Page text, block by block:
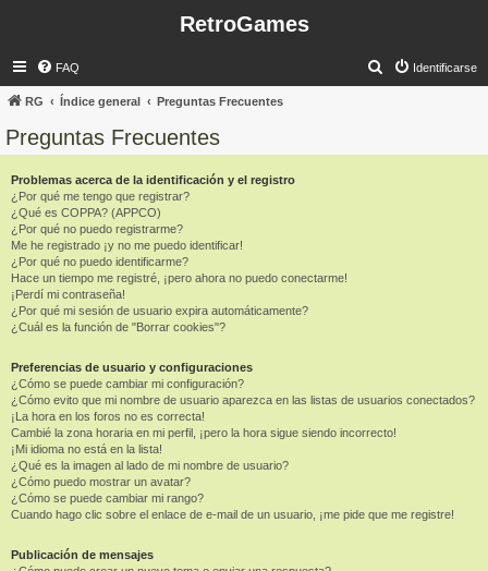
RetroGames
FAQ Identificarse
RG Índice general Preguntas Frecuentes
Preguntas Frecuentes
Problemas acerca de la identificación y el registro
¿Por qué me tengo que registrar?
¿Qué es COPPA? (APPCO)
¿Por qué no puedo registrarme?
Me he registrado ¡y no me puedo identificar!
¿Por qué no puedo identificarme?
Hace un tiempo me registré, ¡pero ahora no puedo conectarme!
¡Perdí mi contraseña!
¿Por qué mi sesión de usuario expira automáticamente?
¿Cuál es la función de "Borrar cookies"?
Preferencias de usuario y configuraciones
¿Cómo se puede cambiar mi configuración?
¿Cómo evito que mi nombre de usuario aparezca en las listas de usuarios conectados?
¡La hora en los foros no es correcta!
Cambié la zona horaria en mi perfil, ¡pero la hora sigue siendo incorrecto!
¡Mi idioma no está en la lista!
¿Qué es la imagen al lado de mi nombre de usuario?
¿Cómo puedo mostrar un avatar?
¿Cómo se puede cambiar mi rango?
Cuando hago clic sobre el enlace de e-mail de un usuario, ¡me pide que me registre!
Publicación de mensajes